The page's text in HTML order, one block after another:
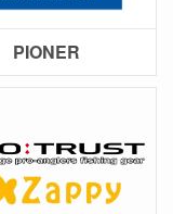
PIONER